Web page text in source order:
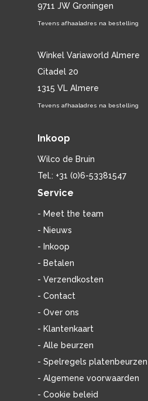
9711 JW Groningen
Tevens afhaaladres na bestelling
Winkel Variaworld Almere
Citadel 20
1315 VL Almere
Tevens afhaaladres na bestelling
Inkoop
Wilco de Bruin
Tel.: +31 (0)6-53381547
Service
- Meet the team
- Nieuws
- Inkoop
- Betalen
- Verzendkosten
- Contact
- Over ons
- Klantenkaart
- Alle beurzen
- Spelregels platenbeurzen
- Algemene voorwaarden
- Cookie beleid